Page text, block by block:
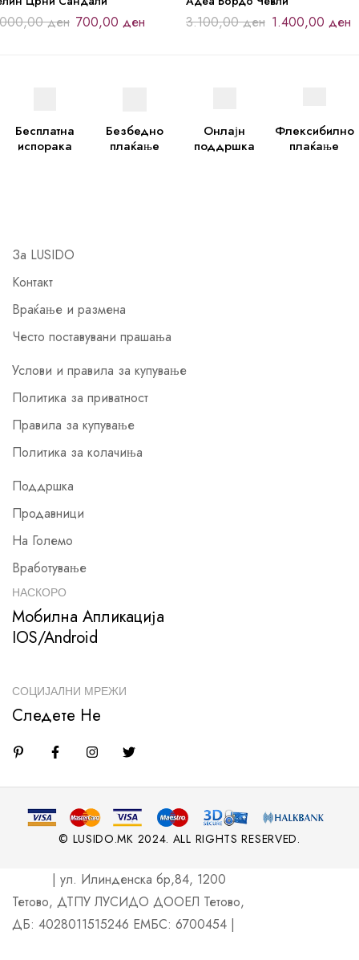
ден 700,00 ден 3.100,00ден 1.400,00 ден
Бесплатна
испорака
Безбедно
плаќање
Онлајн
поддршка
Флексибилно
плаќање
За LUSIDO
Контакт
Враќање и размена
Често поставувани прашања
Услови и правила за купување
Политика за приватност
Правила за купување
Политика за колачиња
Поддршка
Продавници
На Големо
Вработување
НАСКОРО
Мобилна Апликација
IOS/Android
СОЦИЈАЛНИ МРЕЖИ
Следете Не
© LUSIDO.MK 2024. ALL RIGHTS RESERVED.
| ул. Илинденска бр,84, 1200
Тетово, ДТПУ ЛУСИДО ДООЕЛ Тетово,
ДБ: 4028011515246 ЕМБС: 6700454 |